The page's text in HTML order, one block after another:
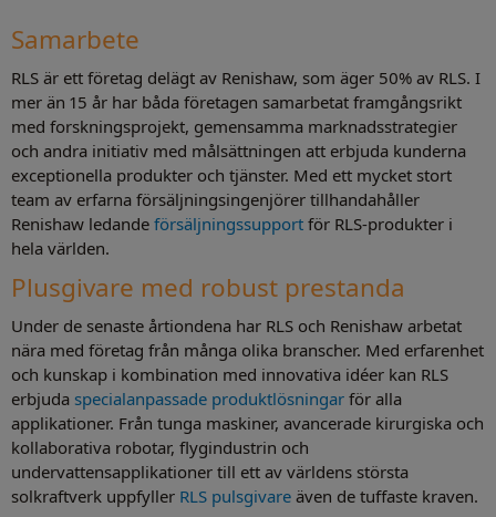
Samarbete
RLS är ett företag delägt av Renishaw, som äger 50% av RLS. I
mer än 15 år har båda företagen samarbetat framgångsrikt
med forskningsprojekt, gemensamma marknadsstrategier
och andra initiativ med målsättningen att erbjuda kunderna
exceptionella produkter och tjänster. Med ett mycket stort
team av erfarna försäljningsingenjörer tillhandahåller
Renishaw ledande försäljningssupport för RLS-produkter i
hela världen.
Plusgivare med robust prestanda
Under de senaste årtiondena har RLS och Renishaw arbetat
nära med företag från många olika branscher. Med erfarenhet
och kunskap i kombination med innovativa idéer kan RLS
erbjuda specialanpassade produktlösningar för alla
applikationer. Från tunga maskiner, avancerade kirurgiska och
kollaborativa robotar, flygindustrin och
undervattensapplikationer till ett av världens största
solkraftverk uppfyller RLS pulsgivare även de tuffaste kraven.